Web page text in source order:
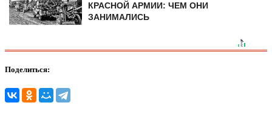
КРАСНОЙ АРМИИ: ЧЕМ ОНИ
ЗАНИМАЛИСЬ
Поделиться: